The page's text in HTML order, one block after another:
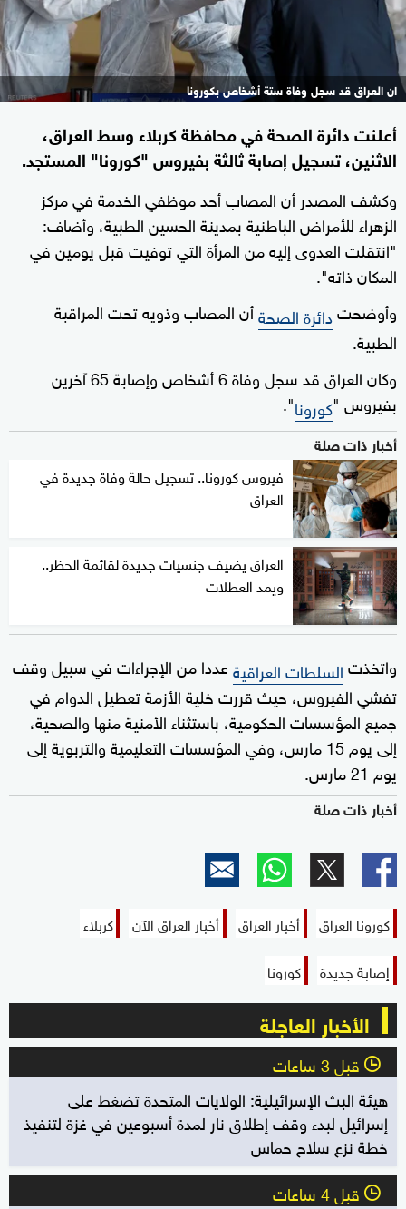
ان العراق قد سجل وفاة ستة أشخاص بكورونا
أعلنت دائرة الصحة في محافظة كربلاء وسط العراق،
الاثنين، تسجيل إصابة ثالثة بفيروس "كورونا" المستجد.
وكشف المصدر أن المصاب أحد موظفي الخدمة في مركز
الزهراء للأمراض الباطنية بمدينة الحسين الطبية، وأضاف:
"انتقلت العدوى إليه من المرأة التي توفيت قبل يومين في
المكان ذاته".
وأوضحتدائرة الصحةأن المصاب وذويه تحت المراقبة
الطبية.
وكان العراق قد سجل وفاة 6 أشخاص وإصابة 65 آخرين
بفيروس "كورونا".
أخبار ذات صلة
فيروس كورونا.. تسجيل حالة وفاة جديدة في
العراق
العراق يضيف جنسيات جديدة لقائمة الحظر..
ويمد العطلات
واتخذتالسلطات العراقيةعددا من الإجراءات في سبيل وقف
تفشي الفيروس، حيث قررت خلية الأزمة تعطيل الدوام في
جميع المؤسسات الحكومية، باستثناء الأمنية منها والصحية،
إلى يوم 15 مارس، وفي المؤسسات التعليمية والتربوية إلى
يوم 21 مارس.
أخبار ذات صلة
كورونا العراق أخبار العراق أخبار العراق الآن
كربلاء
إصابة جديدة
كورونا
الأخبار العاجلة
l قبل 3 ساعات
هيئة البث الإسرائيلية: الولايات المتحدة تضغط على
إسرائيل لبدء وقف إطلاق نار لمدة أسبوعين في غزة لتنفيذ
خطة نزع سلاح حماس
l قبل 4 ساعات